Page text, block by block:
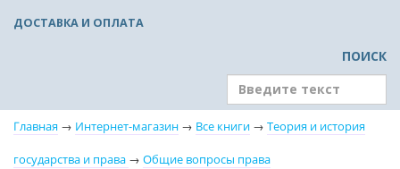
ДОСТАВКА И ОПЛАТА
ПОИСК
Главная → Интернет-магазин → Все книги → Теория и история
государства и права → Общие вопросы права